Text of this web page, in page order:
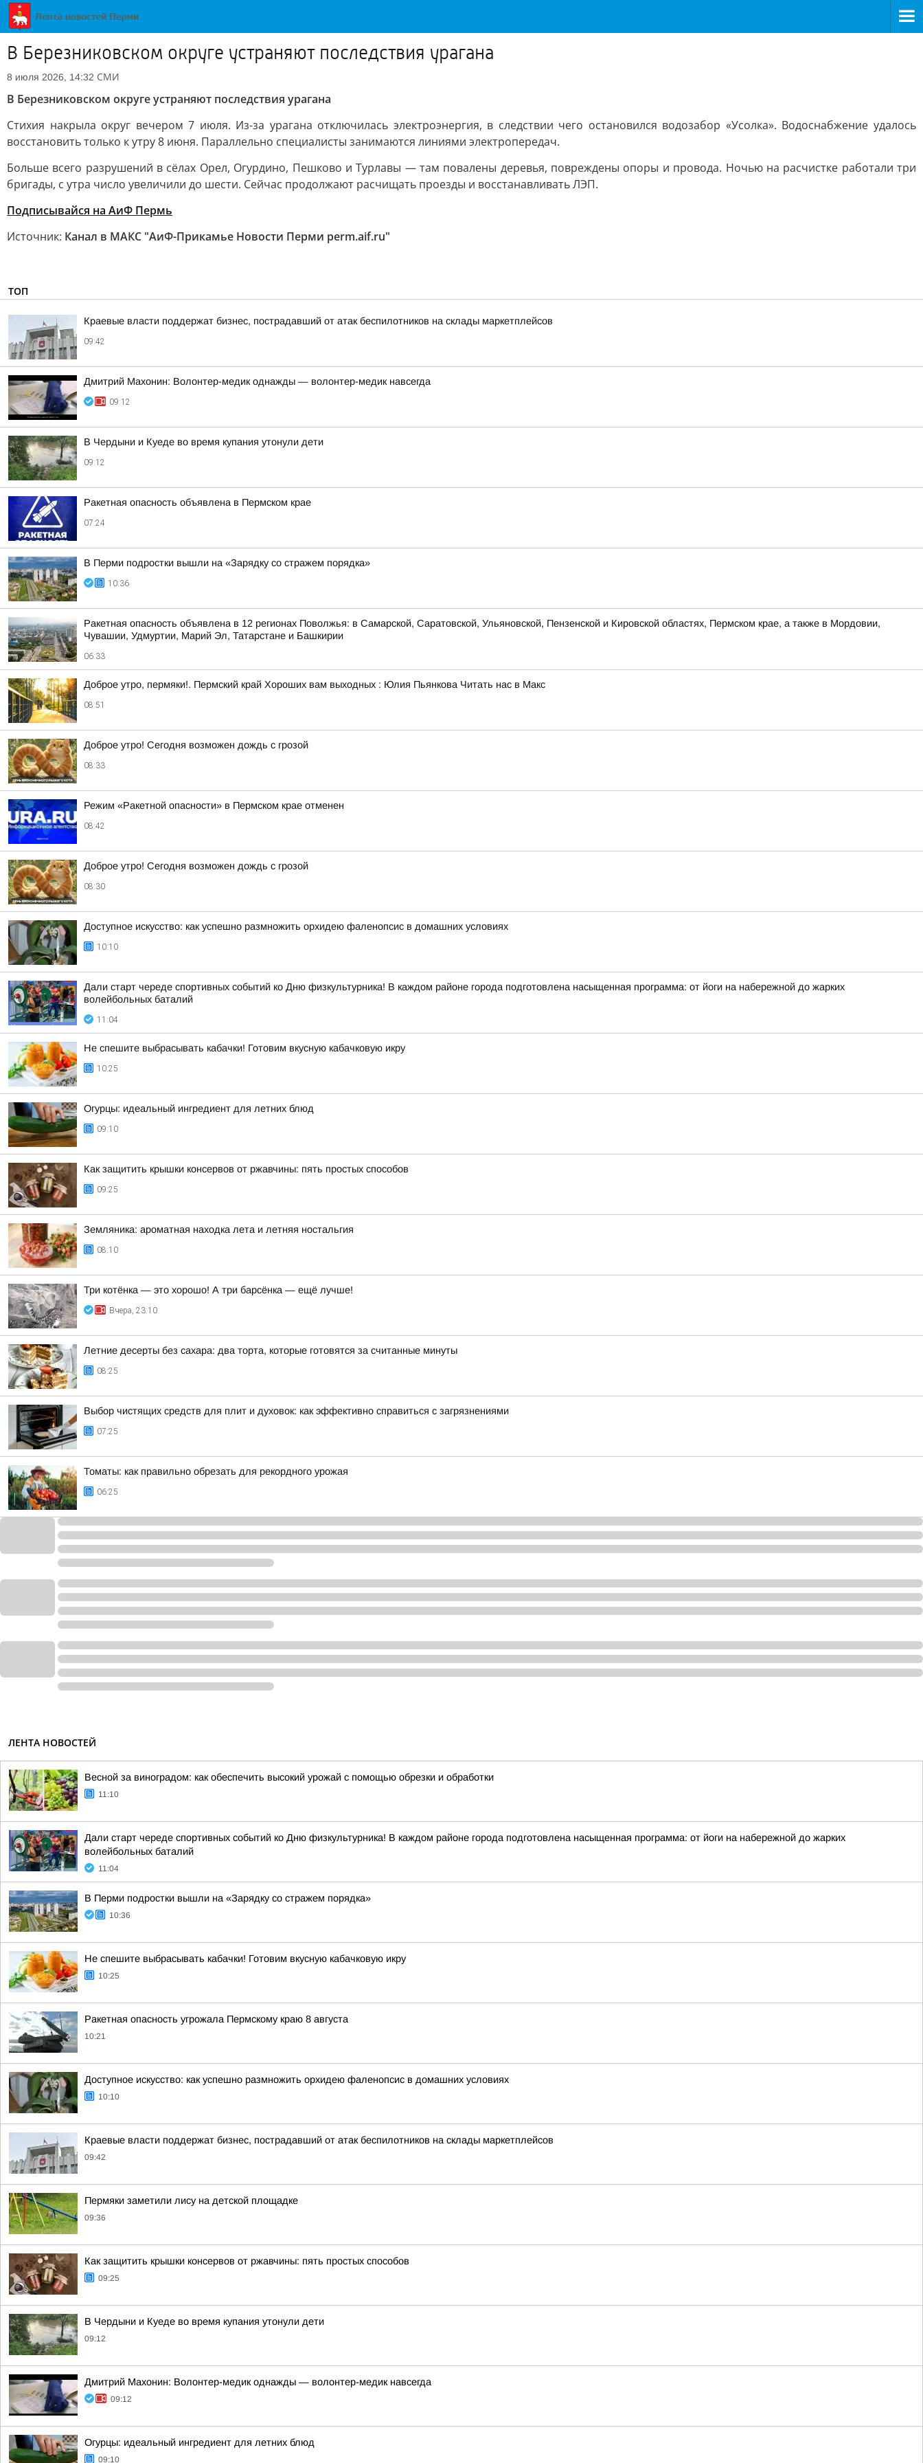
В Березниковском округе устраняют последствия урагана
8 июля 2026, 14:32 СМИ
В Березниковском округе устраняют последствия урагана
Стихия накрыла округ вечером 7 июля. Из-за урагана отключилась электроэнергия, в следствии чего остановился водозабор «Усолка». Водоснабжение удалось
восстановить только к утру 8 июня. Параллельно специалисты занимаются линиями электропередач.
Больше всего разрушений в сёлах Орел, Огурдино, Пешково и Турлавы — там повалены деревья, повреждены опоры и провода. Ночью на расчистке работали три
бригады, с утра число увеличили до шести. Сейчас продолжают расчищать проезды и восстанавливать ЛЭП.
Подписывайся на АиФ Пермь
Источник: Канал в МАКС "АиФ-Прикамье Новости Перми perm.aif.ru"
ТОП
Краевые власти поддержат бизнес, пострадавший от атак беспилотников на склады маркетплейсов
09:42
Дмитрий Махонин: Волонтер-медик однажды — волонтер-медик навсегда
09:12
В Чердыни и Куеде во время купания утонули дети
09:12
Ракетная опасность объявлена в Пермском крае
07:24
В Перми подростки вышли на «Зарядку со стражем порядка»
10:36
Ракетная опасность объявлена в 12 регионах Поволжья: в Самарской, Саратовской, Ульяновской, Пензенской и Кировской областях, Пермском крае, а также в Мордовии,
Чувашии, Удмуртии, Марий Эл, Татарстане и Башкирии
06:33
Доброе утро, пермяки!. Пермский край Хороших вам выходных : Юлия Пьянкова Читать нас в Макс
08:51
Доброе утро! Сегодня возможен дождь с грозой
08:33
Режим «Ракетной опасности» в Пермском крае отменен
08:42
Доброе утро! Сегодня возможен дождь с грозой
08:30
Доступное искусство: как успешно размножить орхидею фаленопсис в домашних условиях
10:10
Дали старт череде спортивных событий ко Дню физкультурника! В каждом районе города подготовлена насыщенная программа: от йоги на набережной до жарких
волейбольных баталий
11:04
Не спешите выбрасывать кабачки! Готовим вкусную кабачковую икру
10:25
Огурцы: идеальный ингредиент для летних блюд
09:10
Как защитить крышки консервов от ржавчины: пять простых способов
09:25
Земляника: ароматная находка лета и летняя ностальгия
08:10
Три котёнка — это хорошо! А три барсёнка — ещё лучше!
Вчера, 23:10
Летние десерты без сахара: два торта, которые готовятся за считанные минуты
08:25
Выбор чистящих средств для плит и духовок: как эффективно справиться с загрязнениями
07:25
Томаты: как правильно обрезать для рекордного урожая
06:25
ЛЕНТА НОВОСТЕЙ
Весной за виноградом: как обеспечить высокий урожай с помощью обрезки и обработки
11:10
Дали старт череде спортивных событий ко Дню физкультурника! В каждом районе города подготовлена насыщенная программа: от йоги на набережной до жарких
волейбольных баталий
11:04
В Перми подростки вышли на «Зарядку со стражем порядка»
10:36
Не спешите выбрасывать кабачки! Готовим вкусную кабачковую икру
10:25
Ракетная опасность угрожала Пермскому краю 8 августа
10:21
Доступное искусство: как успешно размножить орхидею фаленопсис в домашних условиях
10:10
Краевые власти поддержат бизнес, пострадавший от атак беспилотников на склады маркетплейсов
09:42
Пермяки заметили лису на детской площадке
09:36
Как защитить крышки консервов от ржавчины: пять простых способов
09:25
В Чердыни и Куеде во время купания утонули дети
09:12
Дмитрий Махонин: Волонтер-медик однажды — волонтер-медик навсегда
09:12
Огурцы: идеальный ингредиент для летних блюд
09:10